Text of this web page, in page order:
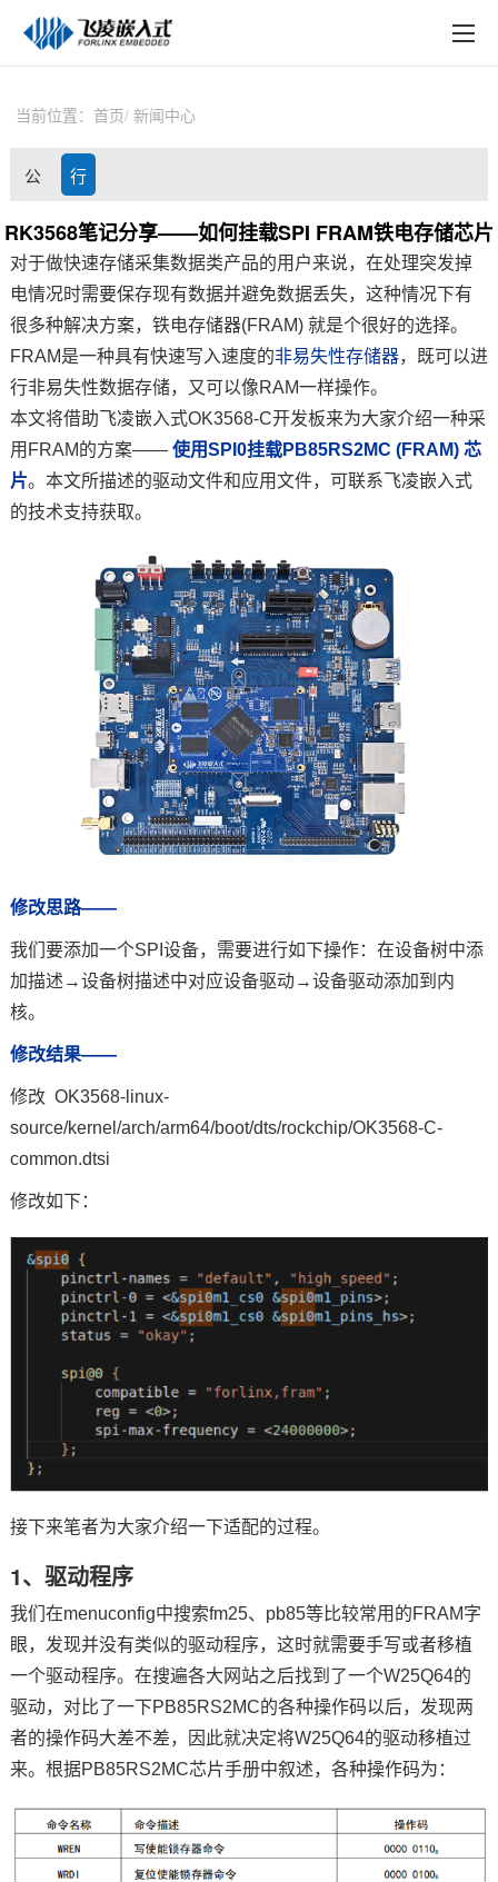
技术与支持
在线文档
方案定制
天猫商城
淘宝商城
新闻中心
在线购买
当前位置： 首页 新闻中心
公
司
动
态
行
业
资
讯
RK3568笔记分享——如何挂载SPI FRAM铁电存储芯片
对于做快速存储采集数据类产品的用户来说，在处理突发掉
电情况时需要保存现有数据并避免数据丢失，这种情况下有
很多种解决方案，铁电存储器(FRAM) 就是个很好的选择。
FRAM是一种具有快速写入速度的非易失性存储器，既可以进
行非易失性数据存储，又可以像RAM一样操作。
本文将借助飞凌嵌入式OK3568-C开发板来为大家介绍一种采
用FRAM的方案—— 使用SPI 0挂载PB85RS2MC (FRAM) 芯
片。本文所描述的驱动文件和应用文件，可联系飞凌嵌入式
的技术支持获取。
修改思路——
我们要添加一个SPI设备，需要进行如下操作：在设备树中添
加描述→设备树描述中对应设备驱动→设备驱动添加到内
核。
修改结果——
修改 OK3568-linux-
source/kernel/arch/arm64/boot/dts/rockchip/OK3568-C-
common.dtsi
修改如下：
接下来笔者为大家介绍一下适配的过程。
1、驱动程序
我们在menuconfig中搜索fm25、pb85等比较常用的FRAM字
眼，发现并没有类似的驱动程序，这时就需要手写或者移植
一个驱动程序。在搜遍各大网站之后找到了一个W25Q64的
驱动，对比了一下PB85RS2MC的各种操作码以后，发现两
者的操作码大差不差，因此就决定将W25Q64的驱动移植过
来。根据PB85RS2MC芯片手册中叙述，各种操作码为：